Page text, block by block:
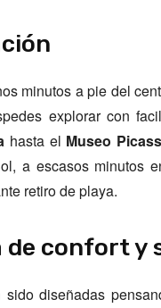
minutos a pie del
explorar con
hasta el Museo
a escasos minutos
retiro de playa.
confort y
diseñadas